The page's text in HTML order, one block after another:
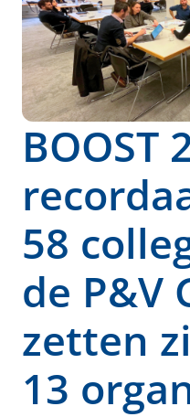
BOOST
58
de P&V
zetten
13